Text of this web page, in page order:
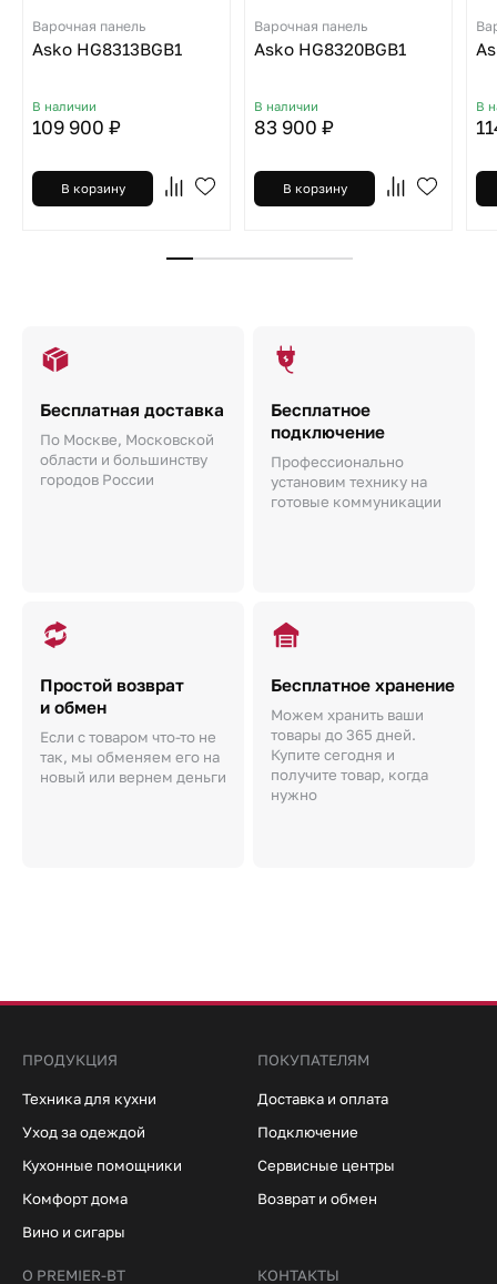
Варочная панель
Asko HG8313BGB1
В наличии
109 900 ₽
В корзину
Варочная панель
Asko HG8320BGB1
В наличии
83 900 ₽
В корзину
В
Бесплатная доставка
По Москве, Московской
области и большинству
городов России
Бесплатное
подключение
Профессионально
установим технику на
готовые коммуникации
Простой возврат
и обмен
Если с товаром что-то не
так, мы обменяем его на
новый или вернем деньги
Бесплатное хранение
Можем хранить ваши
товары до 365 дней.
Купите сегодня и
получите товар, когда
нужно
ПРОДУКЦИЯ
Техника для кухни
Уход за одеждой
Кухонные помощники
Комфорт дома
Вино и сигары
ПОКУПАТЕЛЯМ
Доставка и оплата
Подключение
Сервисные центры
Возврат и обмен
О PREMIER-BT КОНТАКТЫ